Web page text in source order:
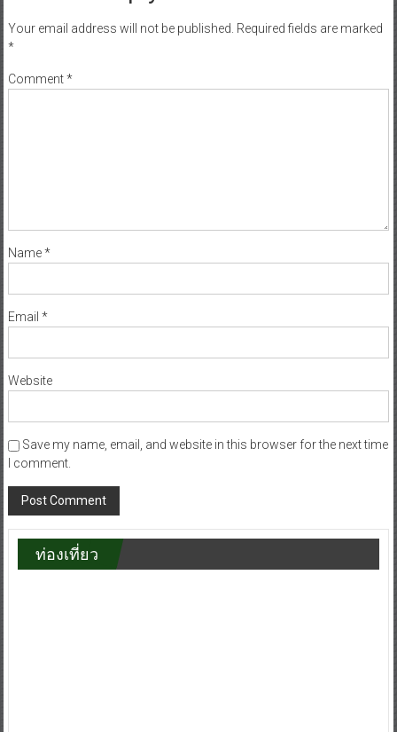
Your email address will not be published. Required fields are marked
*
Comment*
Name*
Email *
Website
Save my name, email, and website in this browser for the next time
I comment.
ท่องเที่ยว